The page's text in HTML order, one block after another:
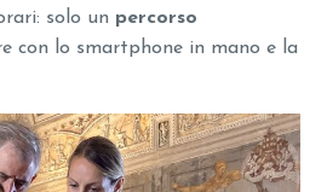
solo un percorso
con lo smartphone in mano e la